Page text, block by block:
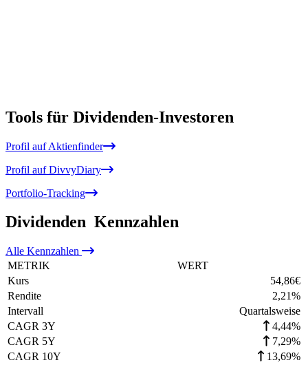
Tools für Dividenden-Investoren
Profil auf Aktienfinder
Profil auf DivvyDiary
Portfolio-Tracking
Dividenden Kennzahlen
Alle Kennzahlen
METRIK
WERT
Kurs
54,86€
Rendite
2,21%
Intervall
Quartalsweise
CAGR 3Y
4,44%
CAGR 5Y
7,29%
CAGR 10Y
13,69%